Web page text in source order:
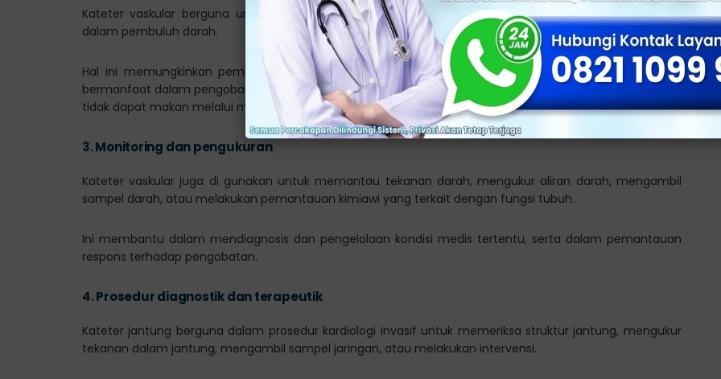
Kateter vaskular berguna untuk memberikan cairan intravena, obat-obatan, atau nutrisi langsung ke
dalam pembuluh darah.
Hal ini memungkinkan pemberian zat-zat penting secara langsung ke dalam aliran darah. Selain itu
bermanfaat dalam pengobatan penyakit, penggantian cairan, atau memberikan nutrisi pada pasien yang
tidak dapat makan melalui mulut.
3.Monitoring dan pengukuran
Kateter vaskular juga di gunakan untuk memantau tekanan darah, mengukur aliran darah, mengambil
sampel darah, atau melakukan pemantauan kimiawi yang terkait dengan fungsi tubuh.
Ini membantu dalam mendiagnosis dan pengelolaan kondisi medis tertentu, serta dalam pemantauan
respons terhadap pengobatan.
4.Prosedur diagnostik dan terapeutik
Kateter jantung berguna dalam prosedur kardiologi invasif untuk memeriksa struktur jantung, mengukur
tekanan dalam jantung, mengambil sampel jaringan, atau melakukan intervensi.